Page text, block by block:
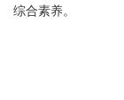
综合素养。